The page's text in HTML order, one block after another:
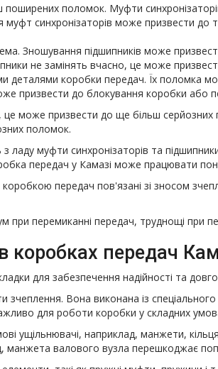
поломок. Муфти
муфт синхронізаторів може призвести
Зношування підшипників може
не замінять вчасно, це може
деталями коробки передач. Їх поломка
призвести до блокування коробки або
може призвести до ще більш
поломок.
муфти синхронізаторів та
передач у Камазі може працювати
передач пов'язані зі зносом
перемиканні передач, труднощі при
коробках передач
для забезпечення надійності та
Вона виконана із
для роботи коробки у складних
ущільнювачі, наприклад, манжети,
манжета валового вузла перешкоджає